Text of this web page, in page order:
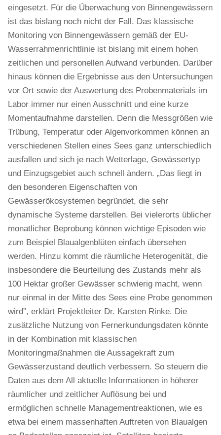
eingesetzt. Für die Überwachung von Binnengewässern
ist das bislang noch nicht der Fall. Das klassische
Monitoring von Binnengewässern gemäß der EU-
Wasserrahmenrichtlinie ist bislang mit einem hohen
zeitlichen und personellen Aufwand verbunden. Darüber
hinaus können die Ergebnisse aus den Untersuchungen
vor Ort sowie der Auswertung des Probenmaterials im
Labor immer nur einen Ausschnitt und eine kurze
Momentaufnahme darstellen. Denn die Messgrößen wie
Trübung, Temperatur oder Algenvorkommen können an
verschiedenen Stellen eines Sees ganz unterschiedlich
ausfallen und sich je nach Wetterlage, Gewässertyp
und Einzugsgebiet auch schnell ändern. „Das liegt in
den besonderen Eigenschaften von
Gewässerökosystemen begründet, die sehr
dynamische Systeme darstellen. Bei vielerorts üblicher
monatlicher Beprobung können wichtige Episoden wie
zum Beispiel Blaualgenblüten einfach übersehen
werden. Hinzu kommt die räumliche Heterogenität, die
insbesondere die Beurteilung des Zustands mehr als
100 Hektar großer Gewässer schwierig macht, wenn
nur einmal in der Mitte des Sees eine Probe genommen
wird”, erklärt Projektleiter Dr. Karsten Rinke. Die
zusätzliche Nutzung von Fernerkundungsdaten könnte
in der Kombination mit klassischen
Monitoringmaßnahmen die Aussagekraft zum
Gewässerzustand deutlich verbessern. So steuern die
Daten aus dem All aktuelle Informationen in höherer
räumlicher und zeitlicher Auflösung bei und
ermöglichen schnelle Managementreaktionen, wie es
etwa bei einem massenhaften Auftreten von Blaualgen